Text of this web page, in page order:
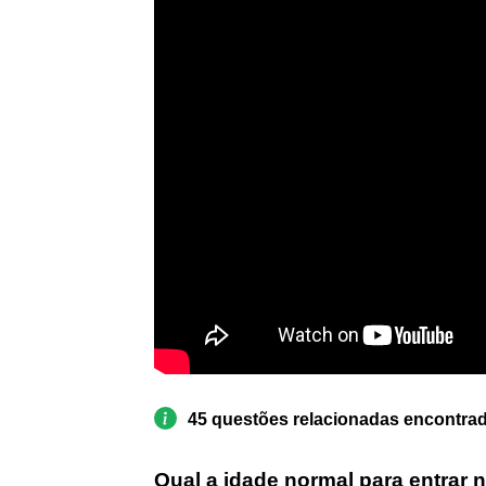
45 questões relacionadas
Qual a idade normal para entrar